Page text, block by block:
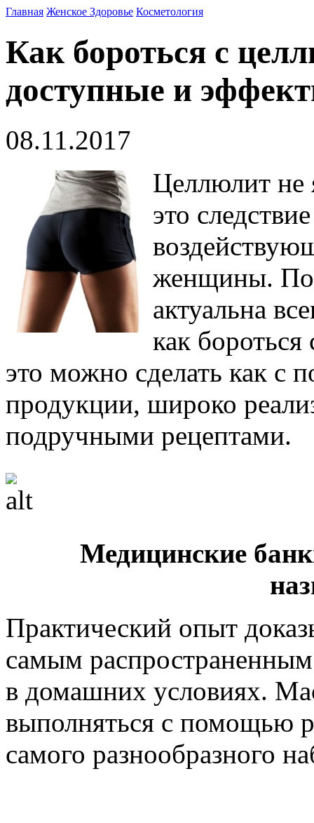
Главная Женское Здоровье Косметология
Как бороться с
доступные и
08.11.2017
Целлюлит не
это
женщины.
актуальна
как
это можно сделать как с
продукции, широко
подручными рецептами.
Медицинские
Практический опыт
самым
в домашних условиях.
выполняться с помощью
самого разнообразного